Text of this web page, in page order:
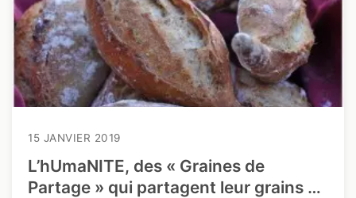
15 JANVIER 2019
L’hUmaNITE, des « Graines de
Partage » qui partagent leur grains …